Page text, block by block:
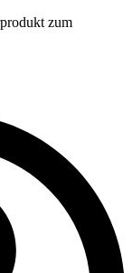
zum